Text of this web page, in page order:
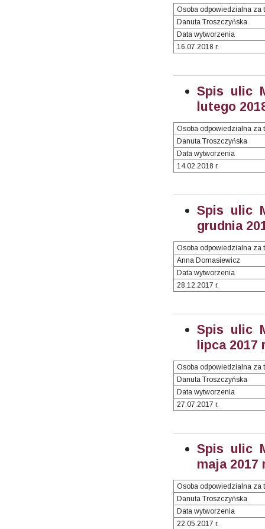
Osoba odpowiedzialna za
Danuta Troszczyńska
Data wytworzenia
16.07.2018 r.
Spis ulic
lutego
Osoba odpowiedzialna za
Danuta Troszczyńska
Data wytworzenia
14.02.2018 r.
Spis ulic
grudnia
Osoba odpowiedzialna za
Anna Domasiewicz
Data wytworzenia
28.12.2017 r.
Spis ulic
lipca 2017
Osoba odpowiedzialna za
Danuta Troszczyńska
Data wytworzenia
27.07.2017 r.
Spis ulic
maja 2017
Osoba odpowiedzialna za
Danuta Troszczyńska
Data wytworzenia
22.05.2017 r.